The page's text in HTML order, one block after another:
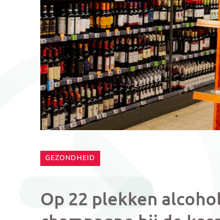
CATEGORIE:
GEZONDHEID
Op 22 plekken